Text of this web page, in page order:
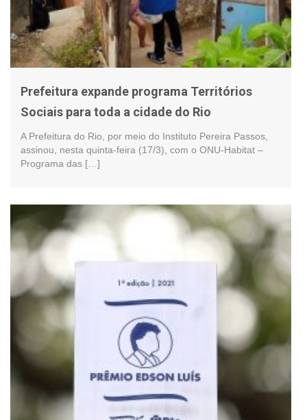
Prefeitura expande programa Territórios
Sociais para toda a cidade do Rio
A Prefeitura do Rio, por meio do Instituto Pereira Passos,
assinou, nesta quinta-feira (17/3), com o ONU-Habitat –
Programa das […]